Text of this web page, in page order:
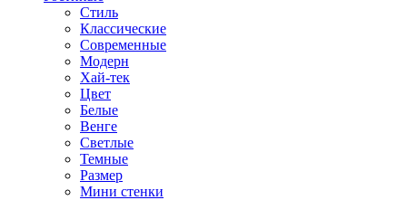
Стиль
Классические
Современные
Модерн
Хай-тек
Цвет
Белые
Венге
Светлые
Темные
Размер
Мини стенки